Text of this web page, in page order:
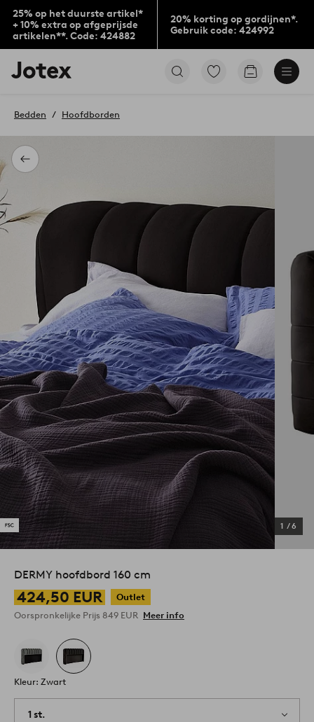
25% op het duurste artikel*
+ 10% extra op afgeprijsde
artikelen**. Code: 424882
20% korting op gordijnen*.
Gebruik code: 424992
Jotex
logo
to
home
page
Ga
Go
Terug
Bedden Hoofdborden
1 /6
DERMY hoofdbord 160 cm
424,50 EUR
Outlet
Oorspronkelijke Prijs 849 EUR Meer info
Kleur: Zwart
1 st.